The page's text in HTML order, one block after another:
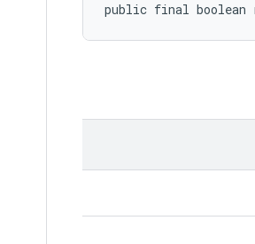
public final boolean